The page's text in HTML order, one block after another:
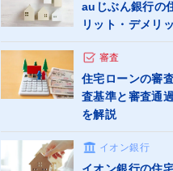
auじぶん銀行の
リット・デメリ
審査
住宅ローンの審
査基準と審査通
を解説
イオン銀行